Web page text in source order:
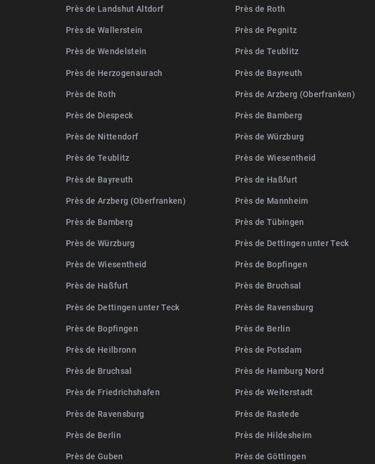
Près de Landshut Altdorf
Près de Wallerstein
Près de Wendelstein
Près de Herzogenaurach
Près de Roth
Près de Diespeck
Près de Nittendorf
Près de Teublitz
Près de Bayreuth
Près de Arzberg (Oberfranken)
Près de Bamberg
Près de Würzburg
Près de Wiesentheid
Près de Haßfurt
Près de Dettingen unter Teck
Près de Bopfingen
Près de Heilbronn
Près de Bruchsal
Près de Friedrichshafen
Près de Ravensburg
Près de Berlin
Près de Guben
Près de Roth
Près de Pegnitz
Près de Teublitz
Près de Bayreuth
Près de Arzberg (Oberfranken)
Près de Bamberg
Près de Würzburg
Près de Wiesentheid
Près de Haßfurt
Près de Mannheim
Près de Tübingen
Près de Dettingen unter Teck
Près de Bopfingen
Près de Bruchsal
Près de Ravensburg
Près de Berlin
Près de Potsdam
Près de Hamburg Nord
Près de Weiterstadt
Près de Rastede
Près de Hildesheim
Près de Göttingen